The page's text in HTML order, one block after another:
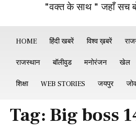
"वक्त के साथ " जहाँ सच
HOME हिंदी खबरें विश्व ख़बरें
राजस्थान बॉलीवुड मनोरंजन खेल
शिक्षा WEB STORIES जयपुर
Tag: Big boss